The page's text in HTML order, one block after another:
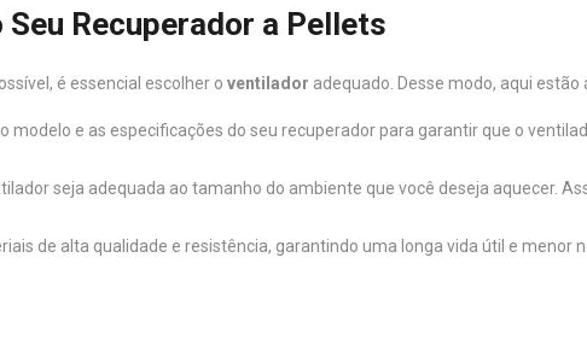
Recuperador a Pellets
é essencial escolher o ventilador adequado. Desse modo, aqui
modelo e as especificações do seu recuperador para garantir que o
seja adequada ao tamanho do ambiente que você deseja aquecer.
de alta qualidade e resistência, garantindo uma longa vida útil e menor